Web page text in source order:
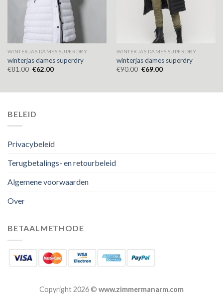
WINTERJAS DAMES SUPERDRY
winterjas dames superdry
€81.00 €62.00
WINTERJAS DAMES SUPERDRY
winterjas dames superdry
€90.00 €69.00
BELEID
Privacybeleid
Terugbetalings- en retourbeleid
Algemene voorwaarden
Over
BETAALMETHODE
Copyright 2026 © www.zimmermanarm.com